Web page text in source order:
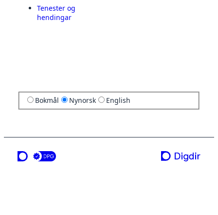
Tenester og
hendingar
Bokmål Nynorsk English